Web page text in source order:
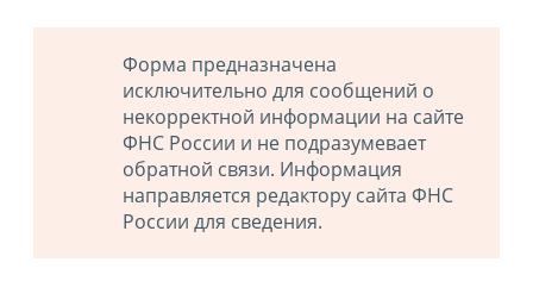
Форма предназначена
исключительно для сообщений о
некорректной информации на сайте
ФНС России и не подразумевает
обратной связи. Информация
направляется редактору сайта ФНС
России для сведения.